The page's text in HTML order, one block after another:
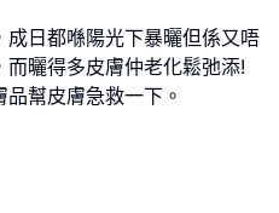
日都喺陽光下暴曬但係又唔
曬得多皮膚仲老化鬆弛添!
幫皮膚急救一下。